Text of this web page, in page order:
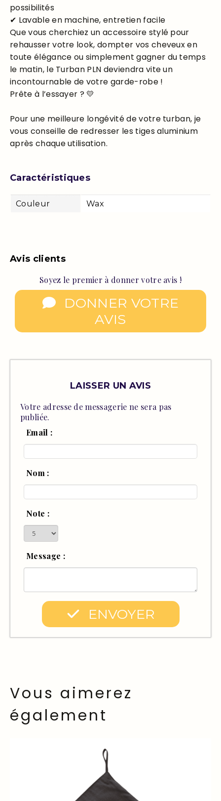
possibilités
✔ Lavable en machine, entretien facile
Que vous cherchiez un accessoire stylé pour
rehausser votre look, dompter vos cheveux en
toute élégance ou simplement gagner du temps
le matin, le Turban PLN deviendra vite un
incontournable de votre garde-robe !
Prête à l’essayer ? 💛
Pour une meilleure longévité de votre turban, je
vous conseille de redresser les tiges aluminium
après chaque utilisation.
Caractéristiques
Couleur Wax
Avis clients
Soyez le premier à donner votre avis !
DONNER VOTRE
AVIS
LAISSER UN AVIS
Votre adresse de messagerie ne sera pas
publiée.
Email :
Nom :
Note :
Message :
ENVOYER
Vous aimerez
également